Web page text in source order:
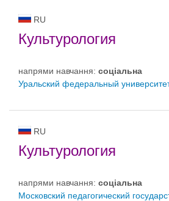
RU
Культурология
напрями навчання: соціальна
Уральский федеральный
RU
Культурология
напрями навчання: соціальна
Московский педагогический